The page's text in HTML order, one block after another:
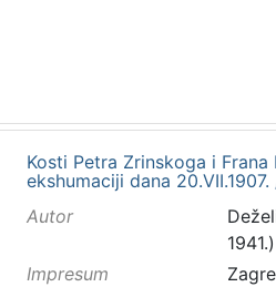
Kosti Petra Zrinskoga i
ekshumaciji dana
Autor
1941.)
Impresum